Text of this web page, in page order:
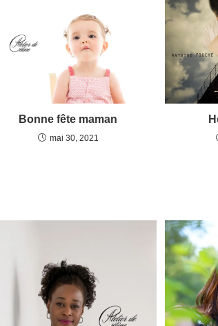
Bonne fête maman
mai 30, 2021